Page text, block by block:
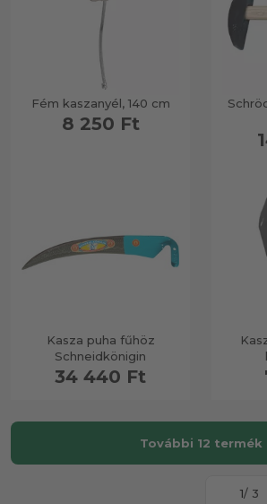
Fém kaszanyél, 140 cm
8 250 Ft
Kasza puha fűhöz
Schneidkönigin
34 440 Ft
További 12 termék
/ 3